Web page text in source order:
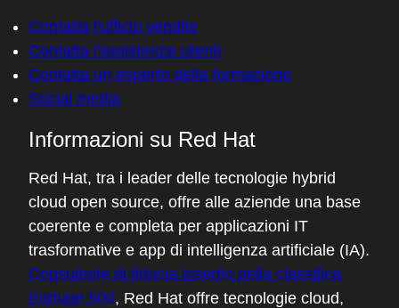
Contatta l'ufficio vendite
Contatta l'assistenza clienti
Contatta un esperto della formazione
Social media
Informazioni su Red Hat
Red Hat, tra i leader delle tecnologie hybrid
cloud open source, offre alle aziende una base
coerente e completa per applicazioni IT
trasformative e app di intelligenza artificiale (IA).
Consulente di fiducia inserito nella classifica
Fortune 500, Red Hat offre tecnologie cloud,